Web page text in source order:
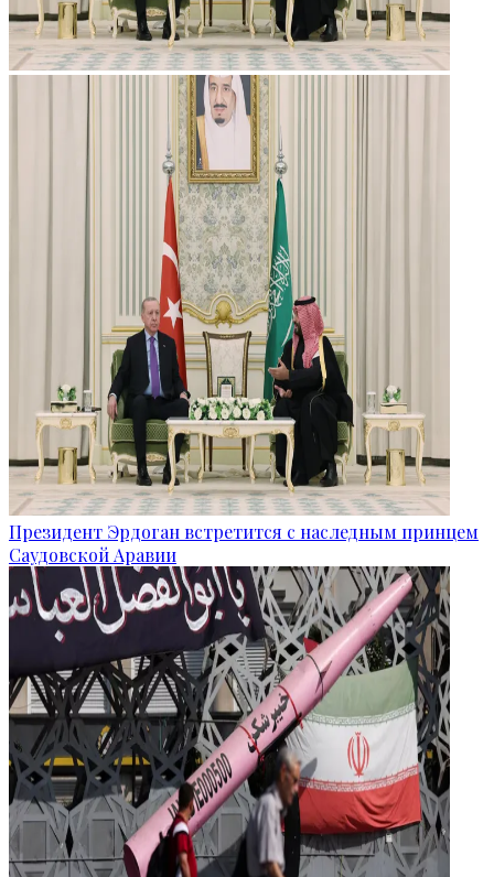
Президент Эрдоган встретится с наследным принцем
Саудовской Аравии